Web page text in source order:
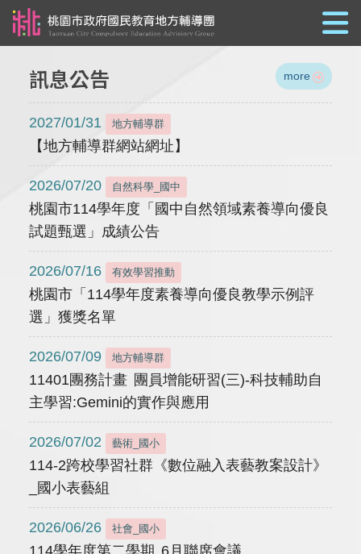
訊息公告 more
2027/01/31 地方輔導群
【地方輔導群網站網址】
2026/07/20 自然科學_國中
桃園市114學年度「國中自然領域素養導向優良
試題甄選」成績公告
2026/07/16 有效學習推動
桃園市「114學年度素養導向優良教學示例評
選」獲獎名單
2026/07/09 地方輔導群
11401團務計畫 團員增能研習(三)-科技輔助自
主學習:Gemini的實作與應用
2026/07/02 藝術_國小
114-2跨校學習社群《數位融入表藝教案設計》
_國小表藝組
2026/06/26 社會_國小